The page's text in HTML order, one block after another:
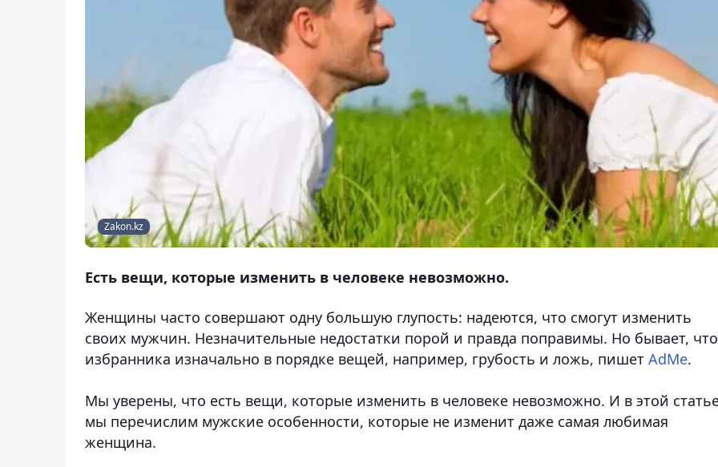
Zakon.kz
Есть вещи, которые изменить в человеке невозможно.
Женщины часто совершают одну большую глупость: надеются, что смогут изменить
своих мужчин. Незначительные недостатки порой и правда поправимы. Но бывает,
избранника изначально в порядке вещей, например, грубость и ложь, пишет AdMe.
Мы уверены, что есть вещи, которые изменить в человеке невозможно. И в этой
мы перечислим мужские особенности, которые не изменит даже самая любимая
женщина.